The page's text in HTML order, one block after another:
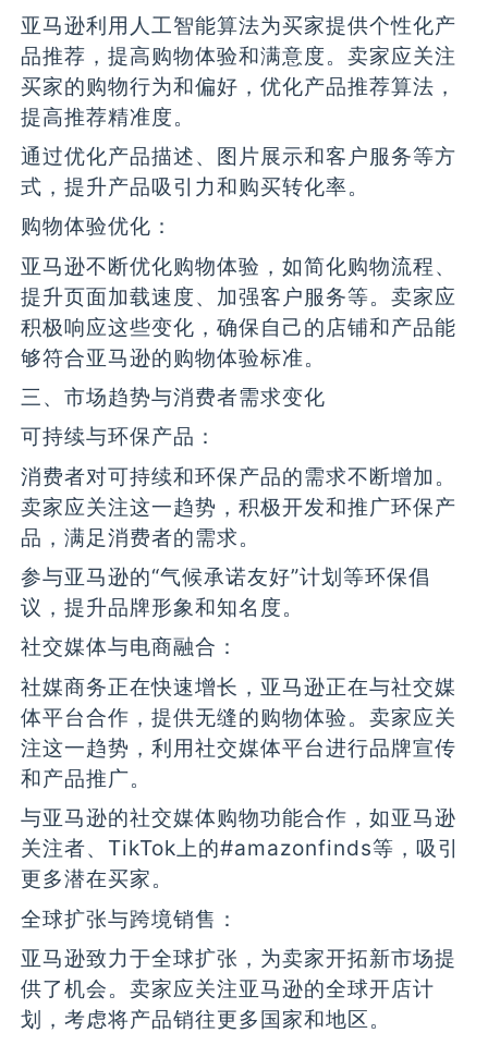
亚马逊利用人工智能算法为买家提供个性化产
品推荐，提高购物体验和满意度。卖家应关注
买家的购物行为和偏好，优化产品推荐算法，
提高推荐精准度。
通过优化产品描述、图片展示和客户服务等方
式，提升产品吸引力和购买转化率。
购物体验优化：
亚马逊不断优化购物体验，如简化购物流程、
提升页面加载速度、加强客户服务等。卖家应
积极响应这些变化，确保自己的店铺和产品能
够符合亚马逊的购物体验标准。
三、市场趋势与消费者需求变化
可持续与环保产品：
消费者对可持续和环保产品的需求不断增加。
卖家应关注这一趋势，积极开发和推广环保产
品，满足消费者的需求。
参与亚马逊的“气候承诺友好”计划等环保倡
议，提升品牌形象和知名度。
社交媒体与电商融合：
社媒商务正在快速增长，亚马逊正在与社交媒
体平台合作，提供无缝的购物体验。卖家应关
注这一趋势，利用社交媒体平台进行品牌宣传
和产品推广。
与亚马逊的社交媒体购物功能合作，如亚马逊
关注者、TikTok上的#amazonfinds等，吸引
更多潜在买家。
全球扩张与跨境销售：
亚马逊致力于全球扩张，为卖家开拓新市场提
供了机会。卖家应关注亚马逊的全球开店计
划，考虑将产品销往更多国家和地区。